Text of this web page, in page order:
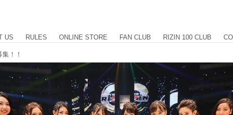
US RULES ONLINE STORE FAN CLUB RIZIN 100 CLUB
！！